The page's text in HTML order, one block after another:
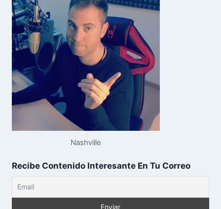
Nashville
Recibe Contenido Interesante En Tu Correo